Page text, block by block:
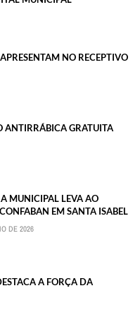
NO RECEPTIVO
ANTIRRÁBICA GRATUITA
MUNICIPAL LEVA AO
EM SANTA ISABEL
DE 2026
A FORÇA DA